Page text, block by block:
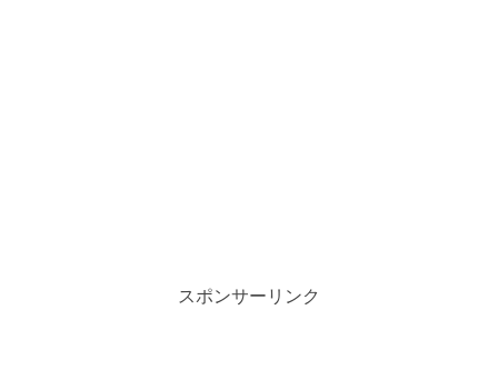
スポンサーリンク